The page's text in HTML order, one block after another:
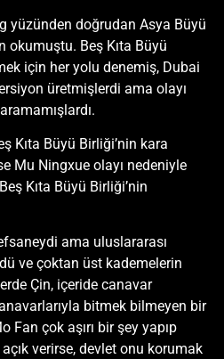
yüzünden doğrudan Asya Büyü
okumuştu. Beş Kıta Büyü
için her yolu denemiş, Dubai
üretmişlerdi ama olayı
Kıta Büyü Birliği’nin kara
Mu Ningxue olayı nedeniyle
Kıta Büyü Birliği’nin
ama uluslararası
ve çoktan üst kademelerin
Çin, içeride canavar
bitmek bilmeyen bir
Fan çok aşırı bir şey yapıp
verirse, devlet onu korumak